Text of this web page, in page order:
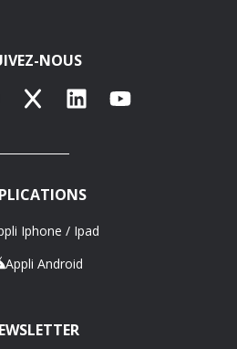
NOUS
X LinkedInYouTube
Iphone / Ipad
Appli Android